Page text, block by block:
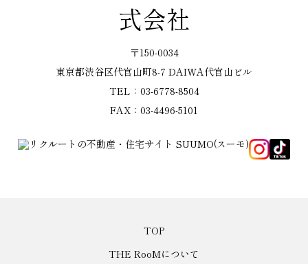
式会社
〒150-0034
東京都渋谷区代官山町8-7 DAIWA代官山ビル
TEL：03-6778-8504
FAX：03-4496-5101
TOP
THE RooMについて